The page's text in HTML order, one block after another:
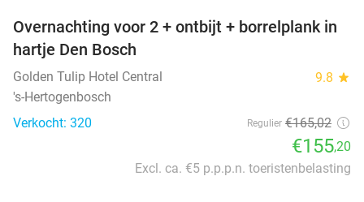
Overnachting voor 2 + ontbijt + borrelplank in
hartje Den Bosch
Golden Tulip Hotel Central 9.8 star
's-Hertogenbosch
Verkocht: 320
Regulier €165,02
€155,20
Excl. ca. €5 p.p.p.n. toeristenbelasting